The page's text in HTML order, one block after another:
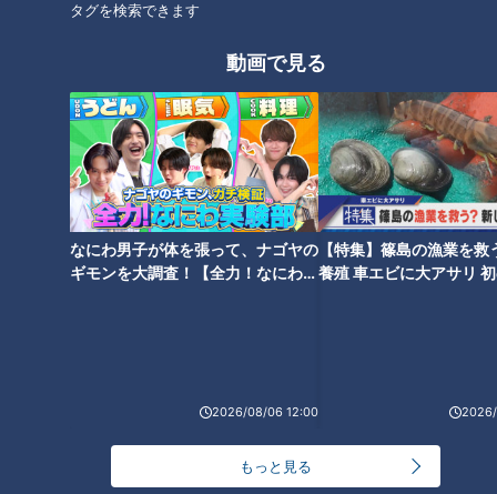
タグを検索できます
動画で見る
なにわ男子が体を張って、ナゴヤの
ギモンを大調査！【全力！なにわ実
2026/08/06 12:00
【特集】篠島の漁業を救
養殖 車エビに大アサリ
もっと見る
【前の動画】皮膚の難病・道化
師様魚鱗癬 生まれつき目が見
えにくい中、勉強どうする？～
配信型ドキュメンタリー「ピエ
ロと呼ばれた息子」第107話
難病の子どもを持つ親は働きづ
らい？身体のケアに追われる
日々～配信型ドキュメンタリー
「ピエロと呼ばれた息子」第
106話
す…すべては息子、そして患者
タリー「ピエロと呼ばれた息
婚…魚鱗癬の会でお披露目～
ロと呼ばれた息子」第104話